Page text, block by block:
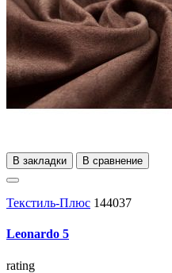
В закладки В сравнение
Текстиль-Плюс 144037
Leonardo 5
rating